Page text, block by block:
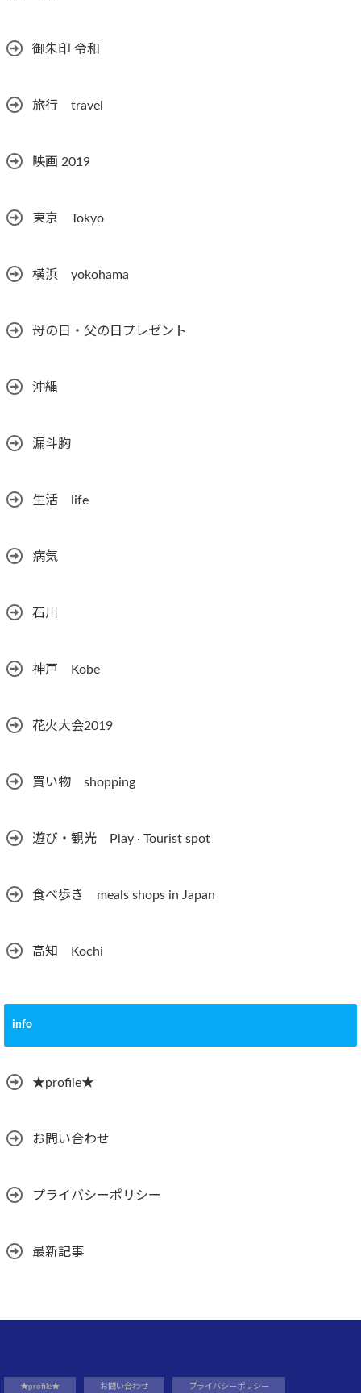
御朱印 令和
旅行 travel
映画 2019
東京 Tokyo
横浜 yokohama
母の日・父の日プレゼント
沖縄
漏斗胸
生活 life
病気
石川
神戸 Kobe
花火大会2019
買い物 shopping
遊び・観光 Play · Tourist spot
食べ歩き meals shops in Japan
高知 Kochi
info
★profile★
お問い合わせ
プライバシーポリシー
最新記事
★profile★ お問い合わせ プライバシーポリシー